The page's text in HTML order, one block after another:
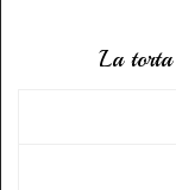
La torta